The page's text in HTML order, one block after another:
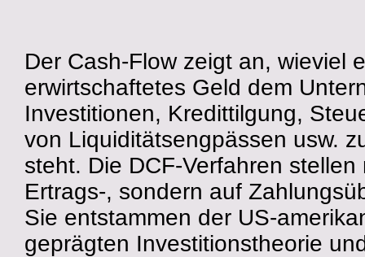
Der Cash-Flow zeigt an, wieviel
erwirtschaftetes Geld dem
Investitionen, Kredittilgung,
von Liquiditätsengpässen usw.
steht. Die DCF-Verfahren stellen
Ertrags-, sondern auf
Sie entstammen der US-
geprägten Investitionstheorie